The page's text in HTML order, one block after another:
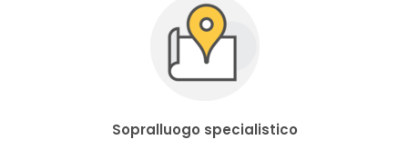
Sopralluogo specialistico